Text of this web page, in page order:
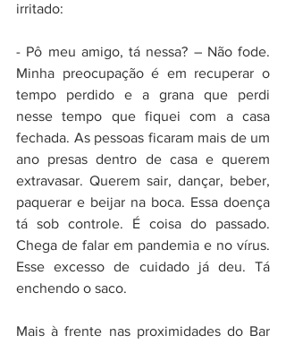
irritado:
- Pô meu amigo, tá nessa? – Não fode.
Minha preocupação é em recuperar o
tempo perdido e a grana que perdi
nesse tempo que fiquei com a casa
fechada. As pessoas ficaram mais de um
ano presas dentro de casa e querem
extravasar. Querem sair, dançar, beber,
paquerar e beijar na boca. Essa doença
tá sob controle. É coisa do passado.
Chega de falar em pandemia e no vírus.
Esse excesso de cuidado já deu. Tá
enchendo o saco.
Mais à frente nas proximidades do Bar